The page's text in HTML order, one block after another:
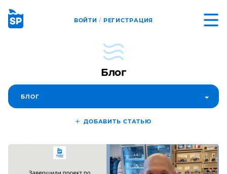
ВОЙТИ / РЕГИСТРАЦИЯ
Блог
БЛОГ
ДОБАВИТЬ СТАТЬЮ